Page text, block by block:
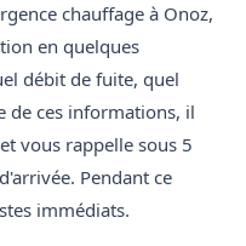
chauffage à Onoz,
en quelques
débit de fuite, quel
de ces informations, il
vous rappelle sous 5
Pendant ce
immédiats.